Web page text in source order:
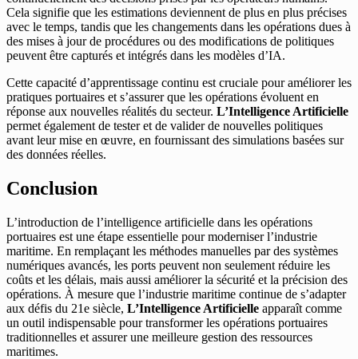
Cela signifie que les estimations deviennent de plus en plus précises
avec le temps, tandis que les changements dans les opérations dues à
des mises à jour de procédures ou des modifications de politiques
peuvent être capturés et intégrés dans les modèles d’IA.
Cette capacité d’apprentissage continu est cruciale pour améliorer les
pratiques portuaires et s’assurer que les opérations évoluent en
réponse aux nouvelles réalités du secteur. L’Intelligence Artificielle
permet également de tester et de valider de nouvelles politiques
avant leur mise en œuvre, en fournissant des simulations basées sur
des données réelles.
Conclusion
L’introduction de l’intelligence artificielle dans les opérations
portuaires est une étape essentielle pour moderniser l’industrie
maritime. En remplaçant les méthodes manuelles par des systèmes
numériques avancés, les ports peuvent non seulement réduire les
coûts et les délais, mais aussi améliorer la sécurité et la précision des
opérations. À mesure que l’industrie maritime continue de s’adapter
aux défis du 21e siècle, L’Intelligence Artificielle apparaît comme
un outil indispensable pour transformer les opérations portuaires
traditionnelles et assurer une meilleure gestion des ressources
maritimes.